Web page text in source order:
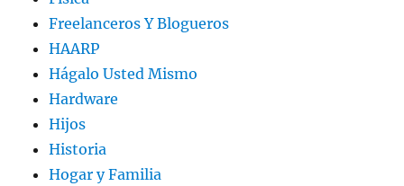
Freelanceros Y Blogueros
HAARP
Hágalo Usted Mismo
Hardware
Hijos
Historia
Hogar y Familia